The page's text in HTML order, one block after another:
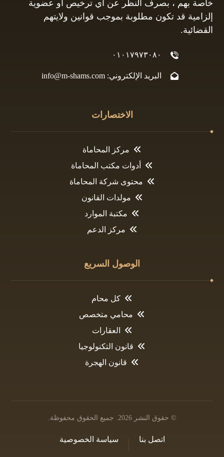
خاصة بهم ، بصرف النظر عن أي ترخيص أو عضوية
إلزامية قد تكون مطلوبة بموجب قوانين ولايتهم
القضائية.
٠١٠١٧٩٧٣٠٨٠
البريد الإلكتروني: info@m-shams.com
الاختصارات
مركز المحاماة
أدوات مكتب المحاماة
محتوى شركة المحاماة
مولدات القانون
مكتبة الموارد
مركز الدعم
الوصول السريع
كل محام
محامي متخصص
العقارات
قانون التكنولوجيا
قانون الهجرة
© حقوق النشر 2026. جميع الحقوق محفوظة.
اتصل بنا سياسة الخصوصية